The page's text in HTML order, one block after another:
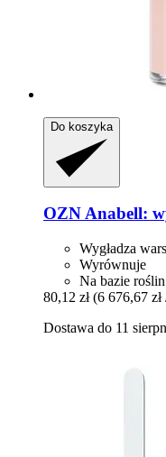
Do koszyka
OZNAnabell:
Wygładza
Wyrównuje
Na bazie roślin
80,12 zł (6 676,67 zł
Dostawa do 11